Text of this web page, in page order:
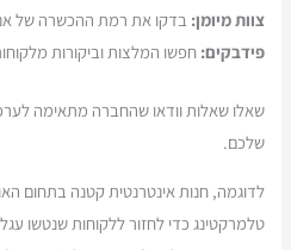
צוות מיומן: בדקו את רמת ההכשרה של
פידבקים: חפשו המלצות וביקורות
שאלו שאלות וודאו שהחברה מתאימה
שלכם.
לדוגמה, חנות אינטרנטית קטנה בתחום
טלמרקטינג כדי לחזור ללקוחות שנטשו